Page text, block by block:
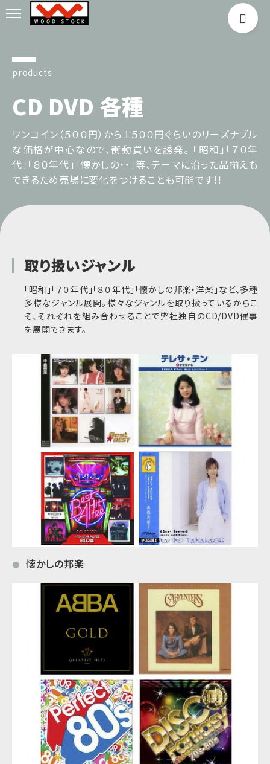
products
CD DVD 各種
ワンコイン（５００円）から１５００円ぐらいのリーズナブル
な価格が中心なので、衝動買いを誘発。 「昭和」「７０年
代」「８０年代」「懐かしの・・」等、テーマに沿った品揃えも
できるため売場に変化をつけることも可能です!!
取り扱いジャンル
「昭和」「７０年代」「８０年代」「懐かしの邦楽・洋楽」など、多種
多様なジャンル展開。様々なジャンルを取り扱っているからこ
そ、それぞれを組み合わせることで弊社独自のCD/DVD催事
を展開できます。
● 懐かしの邦楽